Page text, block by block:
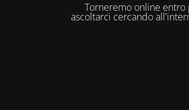
Torneremo online
ascoltarci cercando